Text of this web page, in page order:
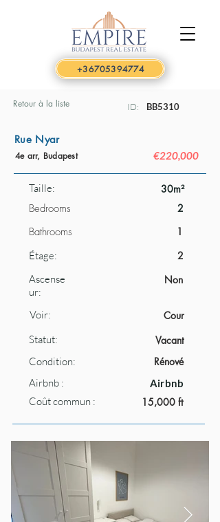
+36705394774
Retour à la liste ID: BB5310
Rue Nyar
4e arr, Budapest €220,000
Taille: 30m²
Bedrooms 2
Bathrooms
1
Étage:
2
Ascense
ur:
Non
Voir:
Cour
Statut:
Vacant
Condition:
Rénové
Airbnb :
Airbnb
Coût commun : 15,000 ft